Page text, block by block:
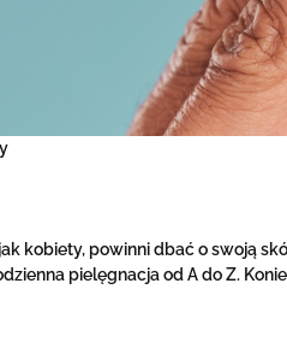
kobiety, powinni dbać o swoją
pielęgnacja od A do Z.